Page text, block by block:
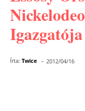
Igazgatója
Írta: Twice - 2012/04/16